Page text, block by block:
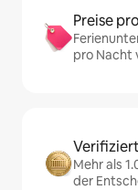
Preise
pro Nacht
Mehr als
der